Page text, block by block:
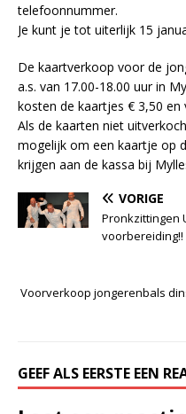
telefoonnummer.
Je kunt je tot uiterlijk 15
De kaartverkoop voor de
a.s. van 17.00-18.00 uur in
kosten de kaartjes € 3,50
Als de kaarten niet
mogelijk om een kaartje op
krijgen aan de kassa bij
VORIGE
Pronkzittingen
voorbereiding!!
Voorverkoop jongerenbals
GEEF ALS EERSTE EEN